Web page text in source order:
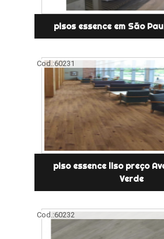
pisos essence em São
Cod.:60231
piso essence liso preço
Verde
Cod.:60232